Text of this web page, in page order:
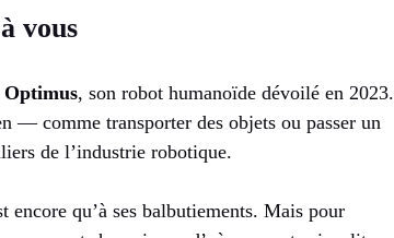
vous
Optimus, son robot humanoïde dévoilé en 2023.
— comme transporter des objets ou passer un
de l’industrie robotique.
encore qu’à ses balbutiements. Mais pour